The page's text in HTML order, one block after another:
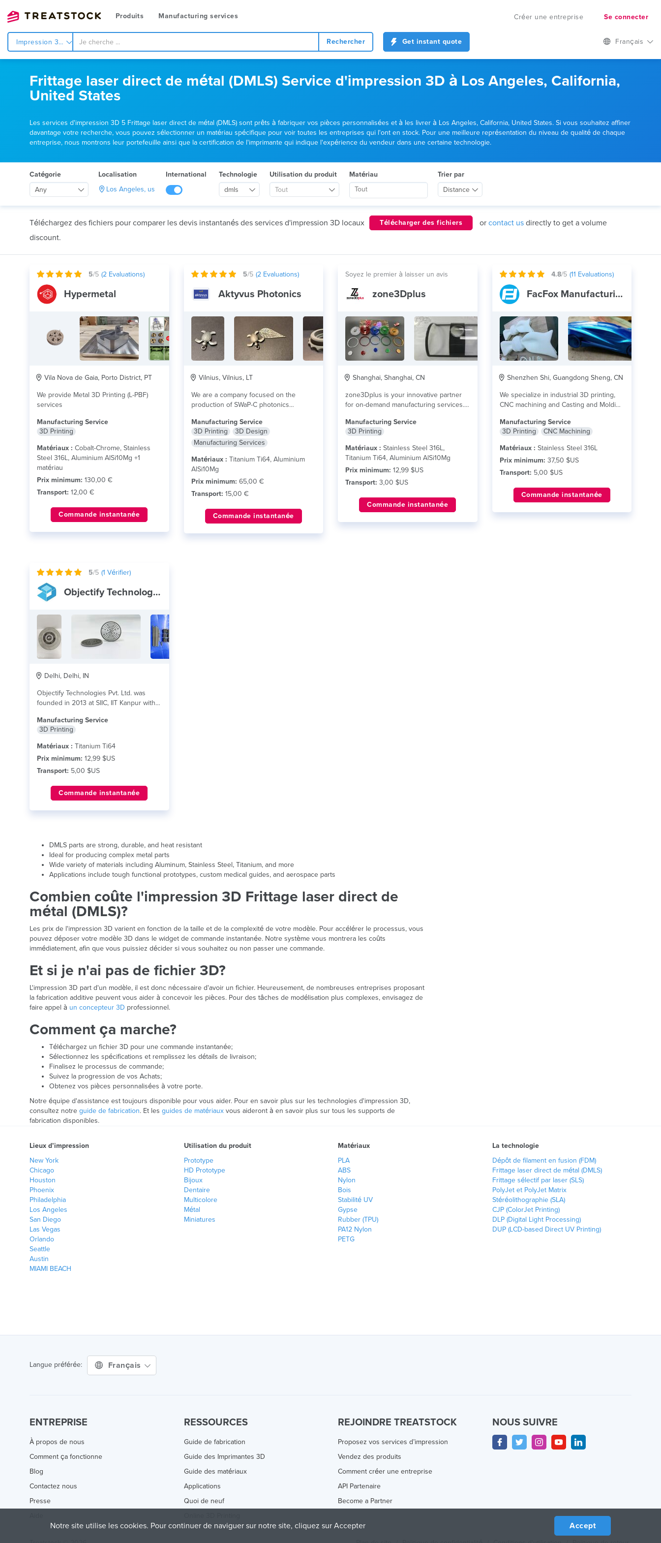
Produits Manufacturing services Créer une entreprise Se connecter
Impression 3d Rechercher Get instant quote Français
Frittage laser direct de métal (DMLS) Service d'impression 3D à Los Angeles, California,
United States
Les services d'impression 3D 5 Frittage laser direct de métal (DMLS) sont prêts à fabriquer vos pièces personnalisées et à les livrer à Los Angeles, California, United States. Si vous souhaitez affiner
davantage votre recherche, vous pouvez sélectionner un matériau spécifique pour voir toutes les entreprises qui l'ont en stock. Pour une meilleure représentation du niveau de qualité de chaque
entreprise, nous montrons leur portefeuille ainsi que la certification de l'imprimante qui indique l'expérience du vendeur dans une certaine technologie.
Catégorie
Any
Localisation
Los Angeles, us
International
Technologie
dmls
Utilisation du produit
Tout
Matériau
Trier par
Distance
Téléchargez des fichiers pour comparer les devis instantanés des services d'impression 3D locaux Télécharger des fichiers or contact us directly to get a volume
discount.
5/5 (2 Evaluations)
Hypermetal
Vila Nova de Gaia, Porto District, PT
We provide Metal 3D Printing (L-PBF)
services
Manufacturing Service
3D Printing
Matériaux : Cobalt-Chrome, Stainless
Steel 316L, Aluminium AlSi10Mg +1
matériau
Prix minimum: 130,00 €
Transport: 12,00 €
Commande instantanée
5/5 (2Evaluations)
Aktyvus Photonics
Vilnius, Vilnius, LT
We are a company focused on the
production of SWaP-C photonics
Manufacturing Service
3D Printing
3D Design
Manufacturing Services
Matériaux : Titanium Ti64, Aluminium
AlSi10Mg
Prix minimum: 65,00 €
Transport: 15,00 €
Commande instantanée
Soyez le premier à laisser un avis
zone3Dplus
Shanghai, Shanghai, CN
zone3Dplus is your innovative partner
for on-demand manufacturing services.
Manufacturing Service
3D Printing
Matériaux : Stainless Steel 316L,
Titanium Ti64, Aluminium AlSi10Mg
Prix minimum: 12,99 $US
Transport: 3,00 $US
Commande instantanée
4.8/5 (11 Evaluations)
FacFox Manufacturing Center
Shenzhen Shi, Guangdong Sheng, CN
We specialize in industrial 3D printing,
CNC machining and Casting and Molding
Manufacturing Service
3D Printing
CNC Machining
Matériaux : Stainless Steel 316L
Prix minimum: 37,50 $US
Transport: 5,00 $US
Commande instantanée
5/5 (1 Vérifier)
Objectify Technologies Pvt. Ltd.
Delhi, Delhi, IN
Objectify Technologies Pvt. Ltd. was
founded in 2013 at SIIC, IIT Kanpur with
Manufacturing Service
3D Printing
Matériaux : Titanium Ti64
Prix minimum: 12,99 $US
Transport: 5,00 $US
Commande instantanée
DMLS parts are strong, durable, and heat resistant
Ideal for producing complex metal parts
Wide variety of materials including Aluminum, Stainless Steel, Titanium, and more
Applications include tough functional prototypes, custom medical guides, and aerospace parts
Combien coûte l'impression 3D Frittage laser direct de
métal (DMLS)?
Les prix de l'impression 3D varient en fonction de la taille et de la complexité de votre modèle. Pour accélérer le processus, vous
pouvez déposer votre modèle 3D dans le widget de commande instantanée. Notre système vous montrera les coûts
immédiatement, afin que vous puissiez décider si vous souhaitez ou non passer une commande.
Et si je n'ai pas de fichier 3D?
L'impression 3D part d'un modèle, il est donc nécessaire d'avoir un fichier. Heureusement, de nombreuses entreprises proposant
la fabrication additive peuvent vous aider à concevoir les pièces. Pour des tâches de modélisation plus complexes, envisagez de
faire appel à un concepteur 3D professionnel.
Comment ça marche?
Téléchargez un fichier 3D pour une commande instantanée;
Sélectionnez les spécifications et remplissez les détails de livraison;
Finalisez le processus de commande;
Suivez la progression de vos Achats;
Obtenez vos pièces personnalisées à votre porte.
Notre équipe d'assistance est toujours disponible pour vous aider. Pour en savoir plus sur les technologies d'impression 3D,
consultez notre guide de fabrication. Et les guides de matériaux vous aideront à en savoir plus sur tous les supports de
fabrication disponibles.
Lieux d’impression
New York
Chicago
Houston
Phoenix
Philadelphia
Los Angeles
San Diego
Las Vegas
Orlando
Seattle
Austin
MIAMI BEACH
Utilisation du produit
Prototype
HD Prototype
Bijoux
Dentaire
Multicolore
Métal
Miniatures
Matériaux
PLA
ABS
Nylon
Bois
Stabilité UV
Gypse
Rubber (TPU)
PA12 Nylon
PETG
La technologie
Dépôt de filament en fusion (FDM)
Frittage laser direct de métal (DMLS)
Frittage sélectif par laser (SLS)
PolyJet et PolyJet Matrix
Stéréolithographie (SLA)
CJP (ColorJet Printing)
DLP (Digital Light Processing)
DUP (LCD-based Direct UV Printing)
Langue préférée: Français
ENTREPRISE
À propos de nous
Comment ça fonctionne
Blog
Contactez nous
Presse
RESSOURCES
Guide de fabrication
Guide des Imprimantes 3D
Guide des matériaux
Applications
Quoi de neuf
REJOINDRE TREATSTOCK
Proposez vos services d’impression
Vendez des produits
Comment créer une entreprise
API Partenaire
Become a Partner
NOUS SUIVRE
Notre site utilise les cookies. Pour continuer de naviguer sur notre site, cliquez sur Accepter Accept